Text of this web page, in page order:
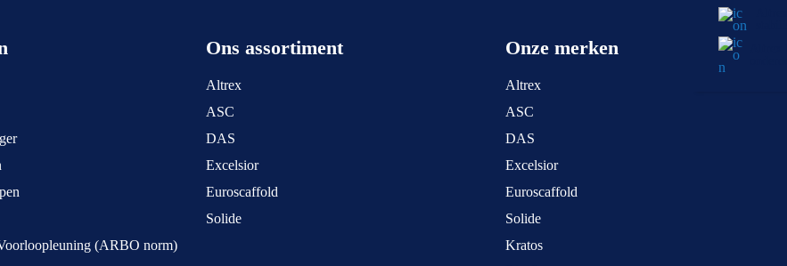
(ARBO norm)
Ons assortiment
Altrex
ASC
DAS
Excelsior
Euroscaffold
Solide
Onze merken
Altrex
ASC
DAS
Excelsior
Euroscaffold
Solide
Kratos